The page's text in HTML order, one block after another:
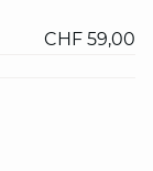
CHF 59,00